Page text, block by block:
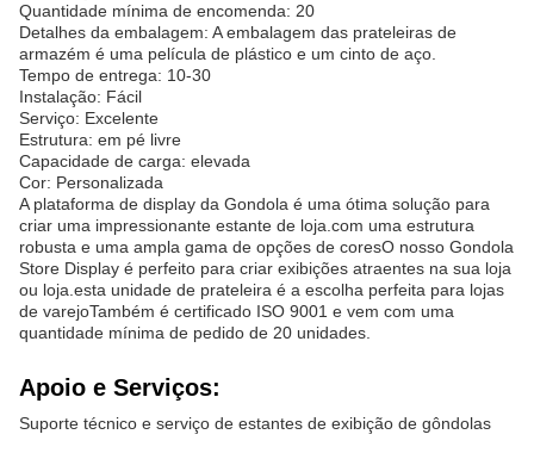
Quantidade mínima de encomenda: 20
Detalhes da embalagem: A embalagem das prateleiras de
armazém é uma película de plástico e um cinto de aço.
Tempo de entrega: 10-30
Instalação: Fácil
Serviço: Excelente
Estrutura: em pé livre
Capacidade de carga: elevada
Cor: Personalizada
A plataforma de display da Gondola é uma ótima solução para
criar uma impressionante estante de loja.com uma estrutura
robusta e uma ampla gama de opções de coresO nosso Gondola
Store Display é perfeito para criar exibições atraentes na sua loja
ou loja.esta unidade de prateleira é a escolha perfeita para lojas
de varejoTambém é certificado ISO 9001 e vem com uma
quantidade mínima de pedido de 20 unidades.
Apoio e Serviços:
Suporte técnico e serviço de estantes de exibição de gôndolas